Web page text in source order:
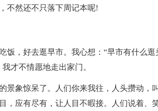
不然还不只落下周记本呢!
，好去逛早市。我心想：“早市有什么逛
才不情愿地走出家门。
象惊呆了。人们你来我往，人头攒动，叫
，应有尽有，让人目不暇接。人们说着、